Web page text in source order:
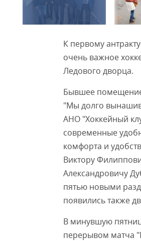
К первому
очень важное
Ледового дворца.
Бывшее
"Мы долго
АНО "Хоккейный
современные
комфорта и
Виктору
Александровичу
пятью новыми
появились также
В минувшую
перерывом матча